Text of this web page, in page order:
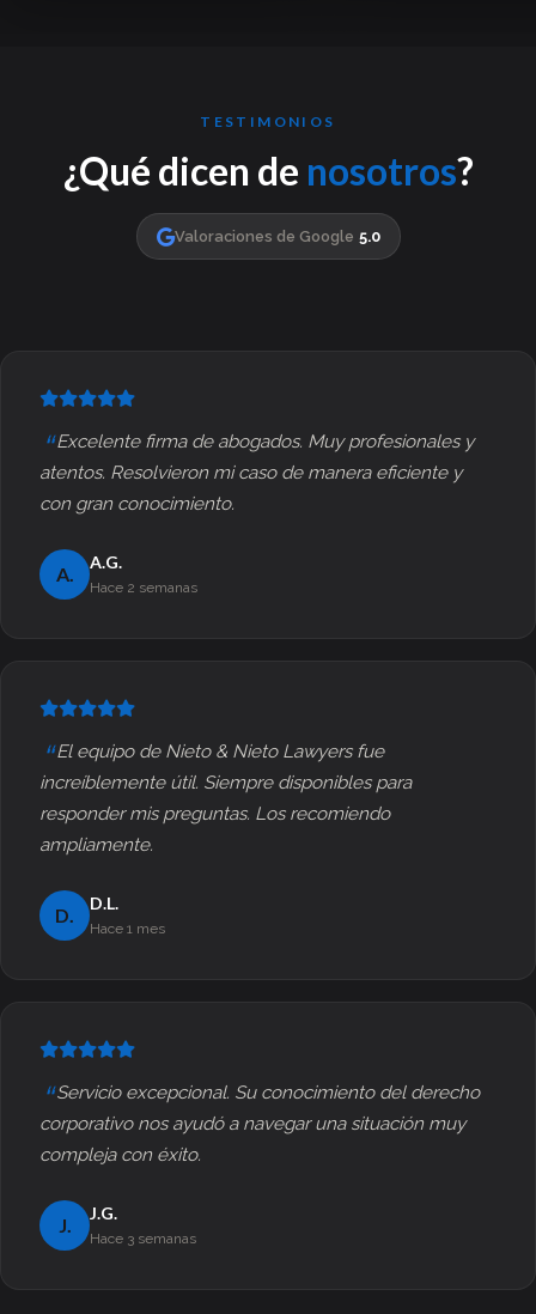
TESTIMONIOS
¿Qué dicen de nosotros?
Valoraciones de Google 5.0
Excelente firma de abogados. Muy profesionales y
atentos. Resolvieron mi caso de manera eficiente y
con gran conocimiento.
A.
A.G.
Hace 2 semanas
El equipo de Nieto & Nieto Lawyers fue
increíblemente útil. Siempre disponibles para
responder mis preguntas. Los recomiendo
ampliamente.
D.
D.L.
Hace 1 mes
Servicio excepcional. Su conocimiento del derecho
corporativo nos ayudó a navegar una situación muy
compleja con éxito.
J.
J.G.
Hace 3 semanas